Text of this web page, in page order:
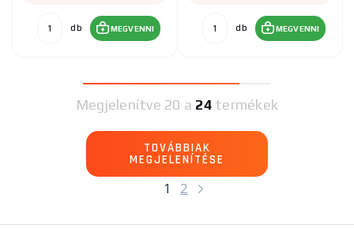
db MEGVENNI db MEGVENNI
1 2
Megjelenítve 20 a 24termékek
TOVÁBBIAK
MEGJELENÍTÉSE